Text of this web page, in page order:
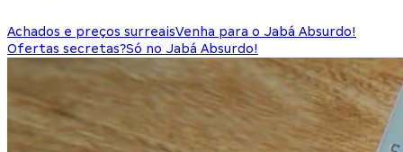
Achados e preços surreaisVenha para o Jabá Absurdo!
Ofertas secretas?Só no Jabá Absurdo!